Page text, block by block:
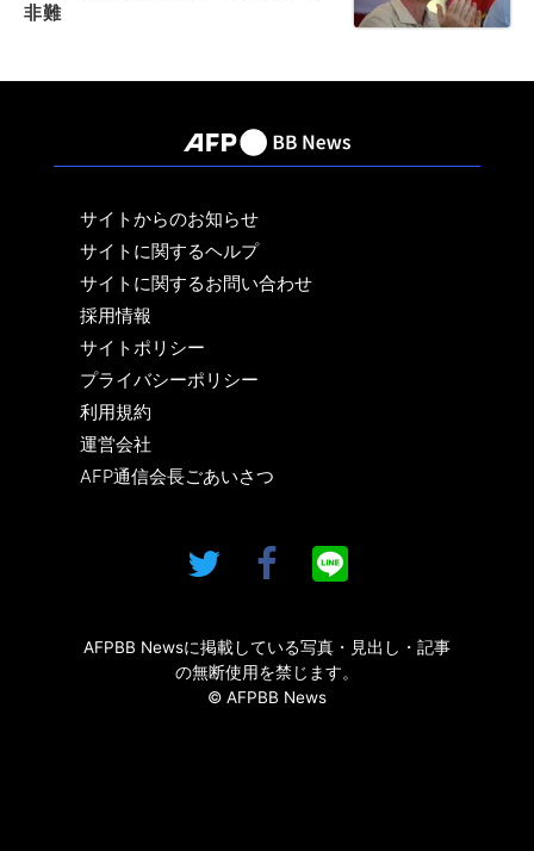
非難
サイトからのお知らせ
サイトに関するヘルプ
サイトに関するお問い合わせ
採用情報
サイトポリシー
プライバシーポリシー
利用規約
運営会社
AFP通信会長ごあいさつ
AFPBB Newsに掲載している写真・見出し・記事
の無断使用を禁じます。
© AFPBB News